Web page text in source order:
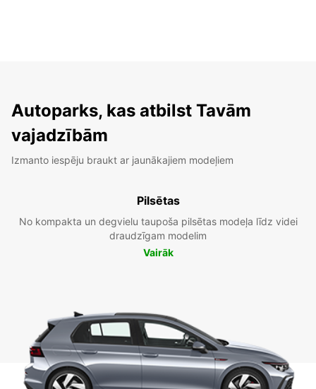
Autoparks, kas atbilst Tavām
vajadzībām
Izmanto iespēju braukt ar jaunākajiem modeļiem
Pilsētas
No kompakta un degvielu taupoša pilsētas modeļa līdz videi
draudzīgam modelim
Vairāk